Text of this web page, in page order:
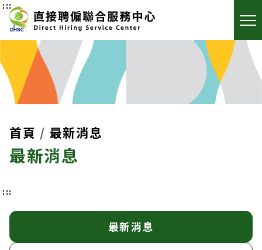
:::
首頁 最新消息
最新消息
:::
最新消息